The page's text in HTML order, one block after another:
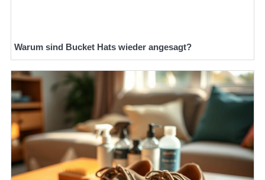
Warum sind Bucket Hats wieder angesagt?